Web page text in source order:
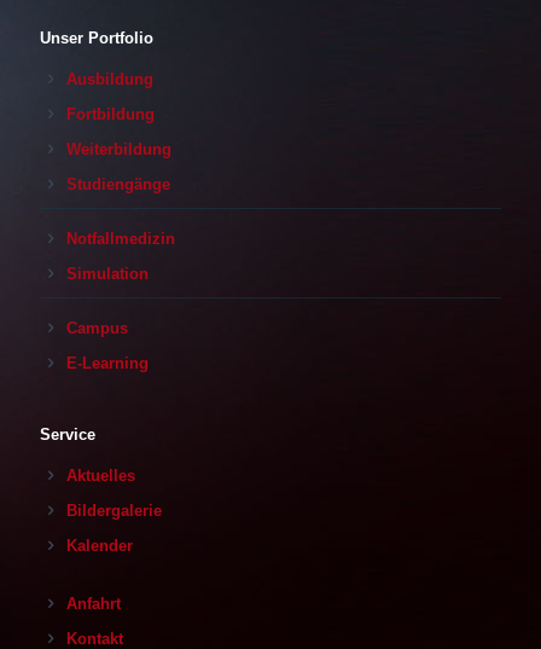
Unser Portfolio
Ausbildung
Fortbildung
Weiterbildung
Studiengänge
Notfallmedizin
Simulation
Campus
E-Learning
Service
Aktuelles
Bildergalerie
Kalender
Anfahrt
Kontakt